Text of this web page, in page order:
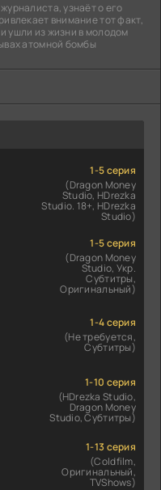
узнаёт о его
внимание тот факт,
ушли из жизни в молодом
атомной бомбы
1-5 серия
(Dragon Money
Studio, HDrezka
Studio. 18+, HDrezka
Studio)
1-5 серия
(Dragon Money
Studio, Укр.
Субтитры,
Оригинальный)
1-4 серия
(Не требуется,
Субтитры)
1-10 серия
(HDrezka Studio,
Dragon Money
Studio, Субтитры)
1-13 серия
(Coldfilm,
Оригинальный,
TVShows)